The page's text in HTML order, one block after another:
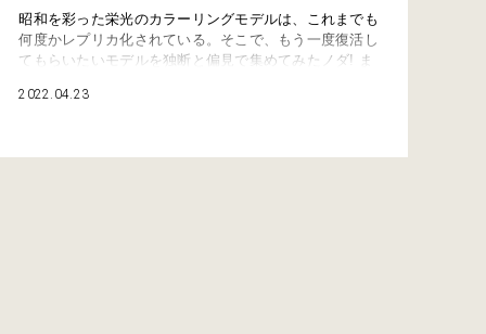
昭和を彩った栄光のカラーリングモデルは、これまでも
何度かレプリカ化されている。そこで、もう一度復活し
てもらいたいモデルを独断と偏見で集めてみたノダ! ま
●文:ヤングマシン編集部(野田ノダ夫) ホンダCB400スー
2022.04.23